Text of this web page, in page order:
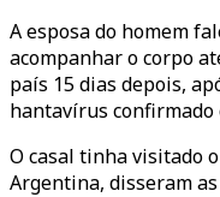
A esposa do homem
acompanhar o corpo
país 15 dias depois,
hantavírus confirmado
O casal tinha visitado
Argentina, disseram